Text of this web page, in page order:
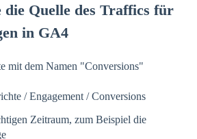
Quelle des Traffics für
in GA4
mit dem Namen "Conversions"
/ Engagement / Conversions
Zeitraum, zum Beispiel die